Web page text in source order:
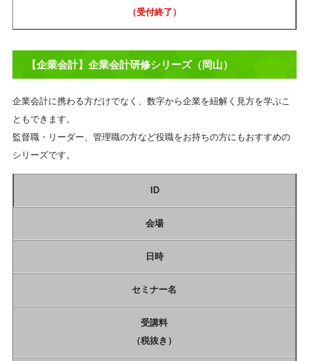
（受付終了）​
【企業会計】企業会計研修シリーズ（岡山）
企業会計に携わる方だけでなく、数字から企業を紐解く見方を学ぶこ
ともできます。
監督職・リーダー、管理職の方など役職をお持ちの方にもおすすめの
シリーズです。
ID
会場
日時
セミナー名
受講料
（税抜き）